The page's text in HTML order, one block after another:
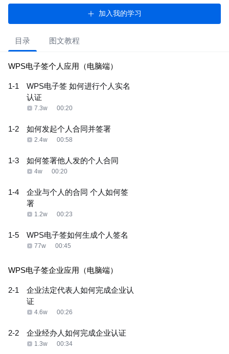
加入我的学习
目录 图文教程
WPS电子签个人应用（电脑端）
1-1
WPS电子签 如何进行个人实名
认证
7.3w 00:20
1-2 如何发起个人合同并签署
2.4w 00:58
1-3 如何签署他人发的个人合同
4w 00:20
1-4
企业与个人的合同 个人如何签
署
1.2w 00:23
1-5 WPS电子签如何生成个人签名
77w 00:45
WPS电子签企业应用（电脑端）
2-1
企业法定代表人如何完成企业认
证
4.6w 00:26
2-2 企业经办人如何完成企业认证
1.3w 00:34